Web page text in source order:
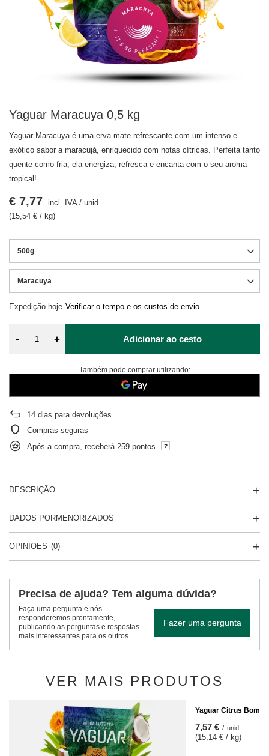
Yaguar Maracuya 0,5 kg
Yaguar Maracuya é uma erva-mate refrescante com um intenso e
exótico sabor a maracujá, enriquecido com notas cítricas. Perfeita tanto
quente como fria, ela energiza, refresca e encanta com o seu aroma
tropical!
500g
Maracuya
Expedição hoje Verificar o tempo e os custos de envio
€ 7,77 incl. IVA/ unid.
(15,54 € / kg)
- + Adicionar ao cesto
Também pode comprar utilizando:
14 dias para devoluções
Compras seguras
Após a compra, receberá 259 pontos.
DESCRIÇÃO
DADOS PORMENORIZADOS
OPINIÕES (0)
Precisa de ajuda? Tem alguma dúvida?
Faça uma pergunta e nós
responderemos prontamente,
publicando as perguntas e respostas
mais interessantes para os outros.
Fazer uma pergunta
VER MAIS PRODUTOS
Yaguar Citrus Bomb
7,57 € / unid.
(15,14 € / kg)